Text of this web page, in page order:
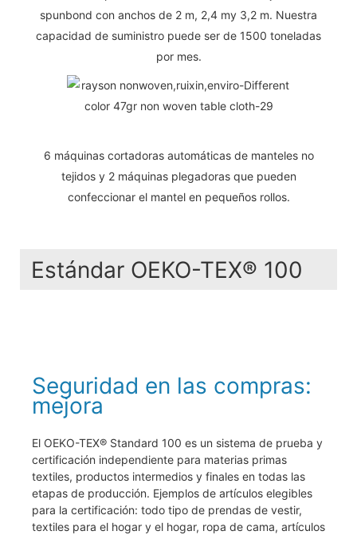
spunbond con anchos de 2 m, 2,4 my 3,2 m. Nuestra
capacidad de suministro puede ser de 1500 toneladas
por mes.
6 máquinas cortadoras automáticas de manteles no
tejidos y 2 máquinas plegadoras que pueden
confeccionar el mantel en pequeños rollos.
Estándar OEKO-TEX® 100
Seguridad en las compras:
mejora
El OEKO-TEX® Standard 100 es un sistema de prueba y
certificación independiente para materias primas
textiles, productos intermedios y finales en todas las
etapas de producción. Ejemplos de artículos elegibles
para la certificación: todo tipo de prendas de vestir,
textiles para el hogar y el hogar, ropa de cama, artículos